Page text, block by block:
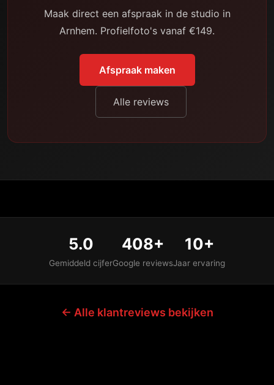
Maak direct een afspraak in de studio in
Arnhem. Profielfoto's vanaf €149.
Afspraak maken
Alle reviews
5.0
Gemiddeld cijfer
408+
Google reviews
10+
Jaar ervaring
← Alle klantreviews bekijken